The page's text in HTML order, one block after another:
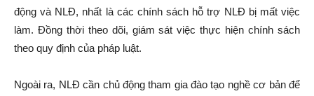
động và NLĐ, nhất là các chính sách hỗ trợ NLĐ bị mất việc
làm. Đồng thời theo dõi, giám sát việc thực hiện chính sách
theo quy định của pháp luật.
Ngoài ra, NLĐ cần chủ động tham gia đào tạo nghề cơ bản để